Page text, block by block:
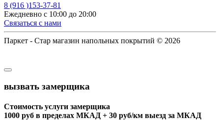
8 (916 )153-37-81
Ежедневно с 10:00 до 20:00
Связаться с нами
Паркет - Стар магазин напольных покрытий © 2026
вызвать замерщика
Стоимость услуги замерщика
1000 руб в пределах МКАД + 30 руб/км выезд за МКАД